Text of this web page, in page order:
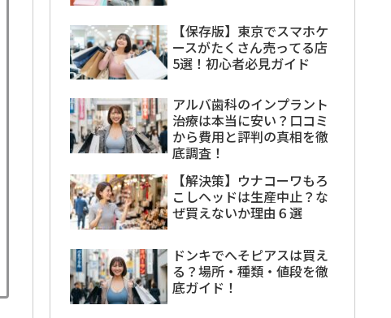
【保存版】東京でスマホケ
ースがたくさん売ってる店
5選！初心者必見ガイド
アルバ歯科のインプラント
治療は本当に安い？口コミ
から費用と評判の真相を徹
底調査！
【解決策】ウナコーワもろ
こしヘッドは生産中止？な
ぜ買えないか理由６選
ドンキでへそピアスは買え
る？場所・種類・値段を徹
底ガイド！